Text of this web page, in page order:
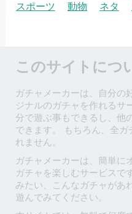
スポーツ
動物 ネタ
このサイトにつ
ガチャメーカーは、自分の
ジナルのガチャを作れるサ
分で遊ぶ事もできるし、他
できます。 もちろん、全
れません。
ガチャメーカーは、簡単に
ガチャを楽しむサービスで
みたい、こんなガチャがあ
遊んでみてください。